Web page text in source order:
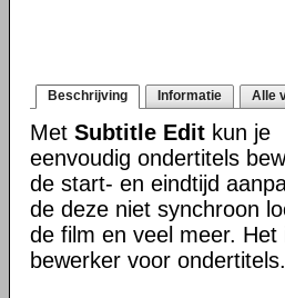
Beschrijving Informatie Alle
Met Subtitle Edit kun je
eenvoudig ondertitels
de start- en eindtijd
de deze niet synchroon
de film en veel meer. Het
bewerker voor ondertitels.